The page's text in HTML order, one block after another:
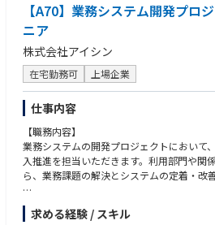
全社DX推進の中核を担うシステムの立ち
推進までの一連の経験を積むことができます
また、中長期ビジョンにおける注目度の高
効率化に直結する重要な取り組みに貢献す
■転職者インタビューはこちら
https://www.jfe-eng.co.jp/career/special/
■JFEエンジニアリングが丸ごとわかる「
https://www.jfe-eng.co.jp/
【A70】業務システム開発プロ
ニア
株式会社アイシン
在宅勤務可 上場企業
仕事内容
【職務内容】
業務システムの開発プロジェクトにおいて
入推進を担当いただきます。利用部門や関
ら、業務課題の解決とシステムの定着・改
【具体的な業務内容】・要件整理、要件定
ト計画、テスト実施、品質確認
求める経験 / スキル